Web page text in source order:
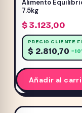
Promo
Alimento
7.5kg
$3.123,00
PRECIO CLIENTE
$ 2.810,70
Añadir al